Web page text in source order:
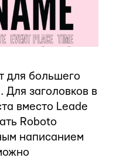
для большего
Для заголовков в
вместо Leade
Roboto
написанием